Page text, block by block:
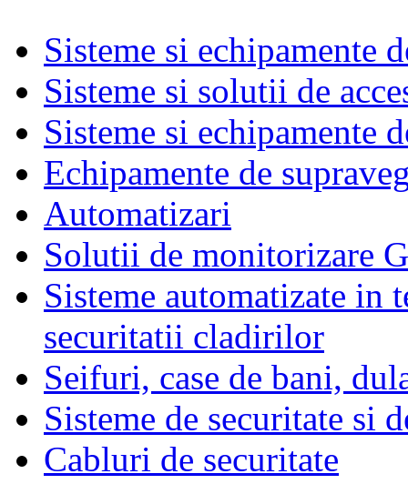
Sisteme si echipamente
Sisteme si solutii de
Sisteme si echipamente
Echipamente de
Automatizari
Solutii de monitorizare
Sisteme automatizate in
securitatii cladirilor
Seifuri, case de bani,
Sisteme de securitate si
Cabluri de securitate